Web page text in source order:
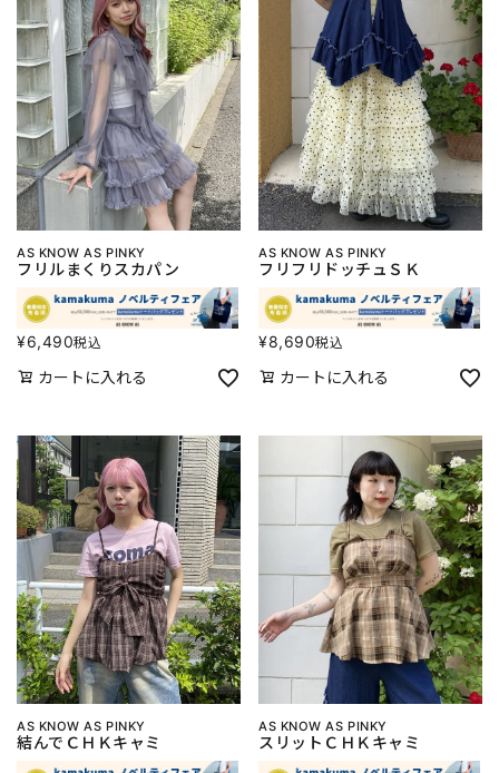
AS KNOW AS PINKY
フリルまくりスカパン
¥6,490税込
カートに入れる
AS KNOW AS PINKY
フリフリドッチュＳＫ
¥8,690税込
カートに入れる
AS KNOW AS PINKY
結んでＣＨＫキャミ
AS KNOW AS PINKY
スリットＣＨＫキャミ